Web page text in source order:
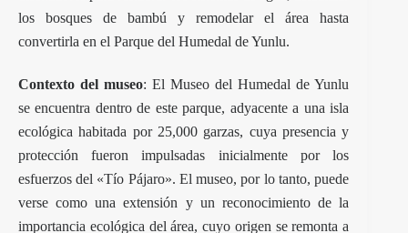
los bosques de bambú y remodelar el área hasta
convertirla en el Parque del Humedal de Yunlu.
Contexto del museo: El Museo del Humedal de Yunlu
se encuentra dentro de este parque, adyacente a una isla
ecológica habitada por 25,000 garzas, cuya presencia y
protección fueron impulsadas inicialmente por los
esfuerzos del «Tío Pájaro». El museo, por lo tanto, puede
verse como una extensión y un reconocimiento de la
importancia ecológica del área, cuyo origen se remonta a